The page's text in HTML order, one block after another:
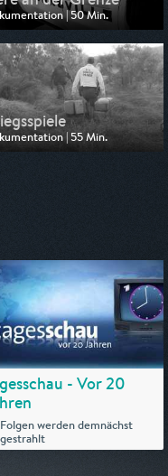
| 50 Min.
von Pro 7 Maxx
11:50
| 55 Min.
von Pro 7 Maxx
- Vor 20
werden demnächst